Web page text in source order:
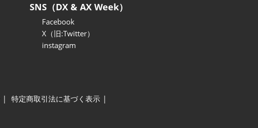
SNS（DX & AX Week）
Facebook
X（旧:Twitter）
instagram
特定商取引法に基づく表示